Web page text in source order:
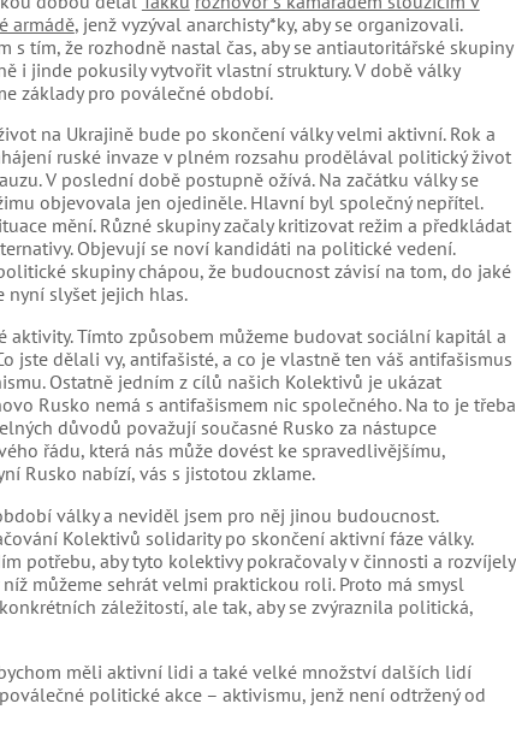
armádě, jenž vyzýval anarchisty*ky, aby se organizovali.
s tím, že rozhodně nastal čas, aby se antiautoritářské skupiny
i jinde pokusily vytvořit vlastní struktury. V době války
základy pro poválečné období.
na Ukrajině bude po skončení války velmi aktivní. Rok a
ruské invaze v plném rozsahu prodělával politický život
V poslední době postupně ožívá. Na začátku války se
objevovala jen ojediněle. Hlavní byl společný nepřítel.
mění. Různé skupiny začaly kritizovat režim a předkládat
Objevují se noví kandidáti na politické vedení.
skupiny chápou, že budoucnost závisí na tom, do jaké
nyní slyšet jejich hlas.
Tímto způsobem můžeme budovat sociální kapitál a
jste dělali vy, antifašisté, a co je vlastně ten váš antifašismus
Ostatně jedním z cílů našich Kolektivů je ukázat
Rusko nemá s antifašismem nic společného. Na to je třeba
důvodů považují současné Rusko za nástupce
řádu, která nás může dovést ke spravedlivějšímu,
Rusko nabízí, vás s jistotou zklame.
války a neviděl jsem pro něj jinou budoucnost.
Kolektivů solidarity po skončení aktivní fáze války.
potřebu, aby tyto kolektivy pokračovaly v činnosti a rozvíjely
můžeme sehrát velmi praktickou roli. Proto má smysl
záležitostí, ale tak, aby se zvýraznila politická,
měli aktivní lidi a také velké množství dalších lidí
politické akce – aktivismu, jenž není odtržený od